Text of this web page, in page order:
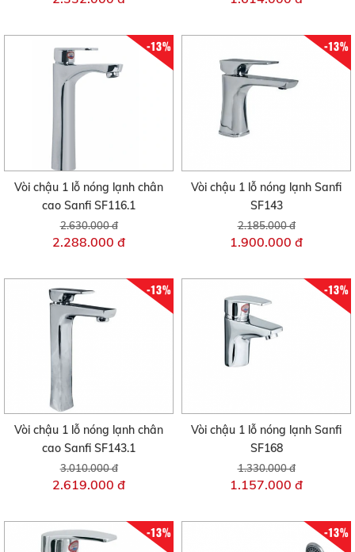
-13%
Vòi chậu 1 lỗ nóng lạnh chân
cao Sanfi SF116.1
2.630.000 đ
2.288.000 đ
-13%
Vòi chậu 1 lỗ nóng lạnh Sanfi
SF143
2.185.000 đ
1.900.000 đ
-13%
Vòi chậu 1 lỗ nóng lạnh chân
cao Sanfi SF143.1
3.010.000 đ
2.619.000 đ
-13%
Vòi chậu 1 lỗ nóng lạnh Sanfi
SF168
1.330.000 đ
1.157.000 đ
-13% -13%